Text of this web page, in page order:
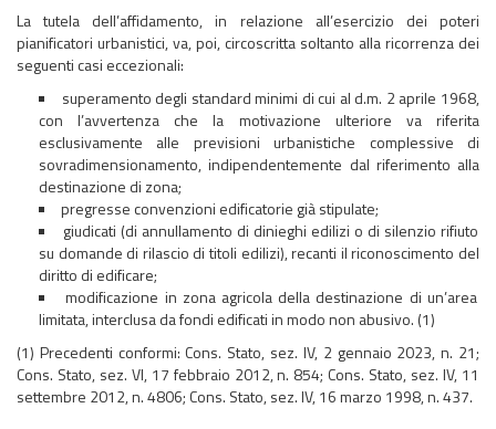
La tutela dell’affidamento, in relazione all’esercizio dei poteri
pianificatori urbanistici, va, poi, circoscritta soltanto alla ricorrenza dei
seguenti casi eccezionali:
superamento degli standard minimi di cui al d.m. 2 aprile 1968,
con l’avvertenza che la motivazione ulteriore va riferita
esclusivamente alle previsioni urbanistiche complessive di
sovradimensionamento, indipendentemente dal riferimento alla
destinazione di zona;
pregresse convenzioni edificatorie già stipulate;
giudicati (di annullamento di dinieghi edilizi o di silenzio rifiuto
su domande di rilascio di titoli edilizi), recanti il riconoscimento del
diritto di edificare;
modificazione in zona agricola della destinazione di un’area
limitata, interclusa da fondi edificati in modo non abusivo. (1)
(1) Precedenti conformi: Cons. Stato, sez. IV, 2 gennaio 2023, n. 21;
Cons. Stato, sez. VI, 17 febbraio 2012, n. 854; Cons. Stato, sez. IV, 11
settembre 2012, n. 4806; Cons. Stato, sez. IV, 16 marzo 1998, n. 437.